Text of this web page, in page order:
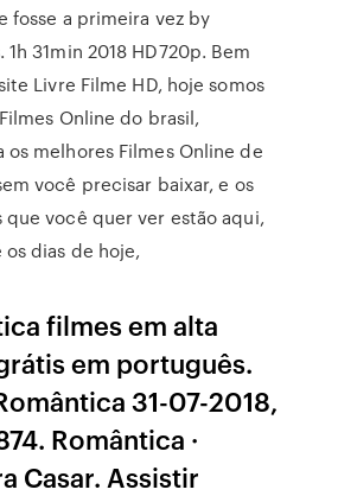
fosse a primeira vez by
31min 2018 HD720p. Bem
Livre Filme HD, hoje somos
Online do brasil,
melhores Filmes Online de
você precisar baixar, e os
que você quer ver estão aqui,
dias de hoje,
filmes em alta
em português.
31-07-2018,
Romântica ·
Casar. Assistir